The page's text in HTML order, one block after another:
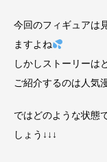
今回のフィギュアは
ますよね
しかしストーリーは
ご紹介するのは人気
ではどのような状態
しょう↓↓↓